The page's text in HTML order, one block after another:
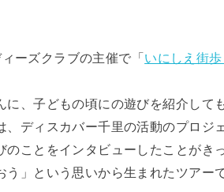
ーズクラブの主催で「いにしえ街
に、子どもの頃にの遊びを紹介して
、ディスカバー千里の活動のプロジ
のことをインタビューしたことがき
」という思いから生まれたツアーで